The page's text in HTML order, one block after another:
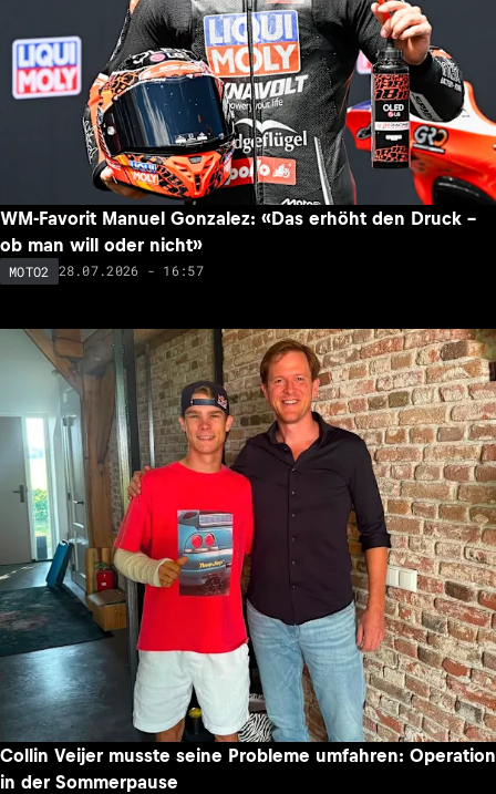
WM-Favorit Manuel Gonzalez: «Das erhöht den Druck –
ob man will oder nicht»
MOTO2 28.07.2026 - 16:57
Collin Veijer musste seine Probleme umfahren: Operation
in der Sommerpause